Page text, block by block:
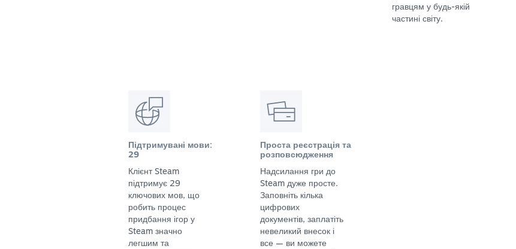
гравцям у будь-якій
частині світу.
Підтримувані мови:
29
Клієнт Steam
підтримує 29
ключових мов, що
робить процес
придбання ігор у
Steam значно
легшим та
Проста реєстрація та
розповсюдження
Надсилання гри до
Steam дуже просте.
Заповніть кілька
цифрових
документів, заплатіть
невеликий внесок і
все — ви можете